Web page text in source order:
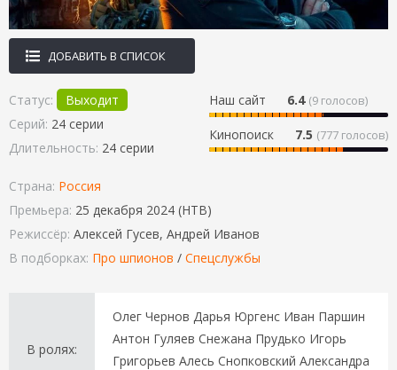
ДОБАВИТЬ В СПИСОК
Наш сайт 6.4 (9 голосов)
Кинопоиск 7.5 (777 голосов)
Статус:
Выходит
Серий: 24 серии
Длительность: 24 серии
Страна: Россия
Премьера: 25 декабря 2024 (НТВ)
Режиссёр: Алексей Гусев, Андрей Иванов
В подборках: Про шпионов / Спецслужбы
В ролях:
Олег Чернов Дарья Юргенс Иван Паршин
Антон Гуляев Снежана Прудько Игорь
Григорьев Алесь Снопковский Александра